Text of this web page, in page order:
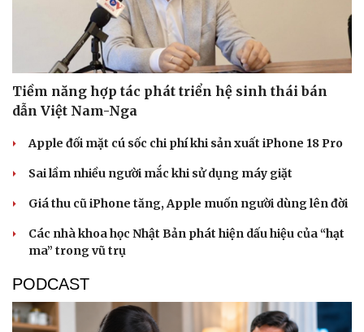
Sức khỏe
Đời sống
Tiềm năng hợp tác phát triển hệ sinh thái bán
dẫn Việt Nam-Nga
Apple đối mặt cú sốc chi phí khi sản xuất iPhone 18 Pro
Sai lầm nhiều người mắc khi sử dụng máy giặt
Giá thu cũ iPhone tăng, Apple muốn người dùng lên đời
Các nhà khoa học Nhật Bản phát hiện dấu hiệu của “hạt
ma” trong vũ trụ
PODCAST